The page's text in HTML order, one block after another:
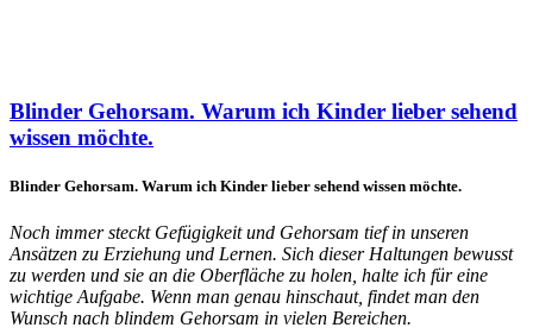
Blinder Gehorsam. Warum ich Kinder lieber sehend
wissen möchte.
Blinder Gehorsam. Warum ich Kinder lieber sehend wissen möchte.
Noch immer steckt Gefügigkeit und Gehorsam tief in unseren
Ansätzen zu Erziehung und Lernen. Sich dieser Haltungen bewusst
zu werden und sie an die Oberfläche zu holen, halte ich für eine
wichtige Aufgabe. Wenn man genau hinschaut, findet man den
Wunsch nach blindem Gehorsam in vielen Bereichen.